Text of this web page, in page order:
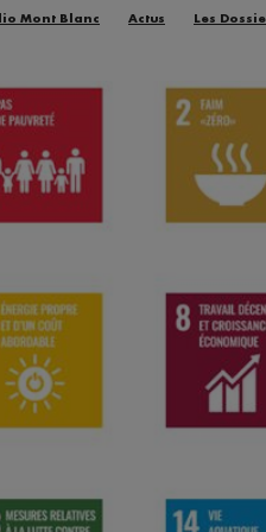
Mont Blanc Actus Les